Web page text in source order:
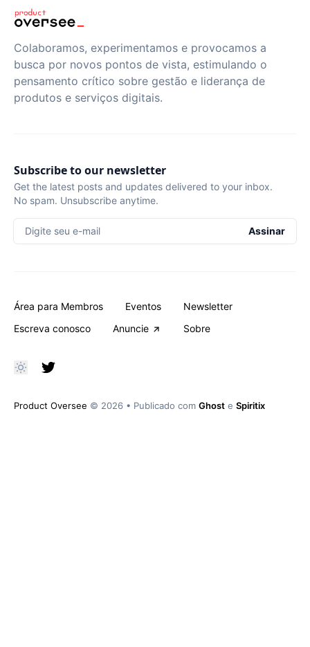
Colaboramos, experimentamos e provocamos a
busca por novos pontos de vista, estimulando o
pensamento crítico sobre gestão e liderança de
produtos e serviços digitais.
Subscribe to our newsletter
Get the latest posts and updates delivered to your inbox.
No spam. Unsubscribe anytime.
Digite seu e-mail Assinar
Área para Membros Eventos
Newsletter
Escreva conosco
Anuncie Sobre
Product Oversee © 2026 • Publicado com Ghost e Spiritix